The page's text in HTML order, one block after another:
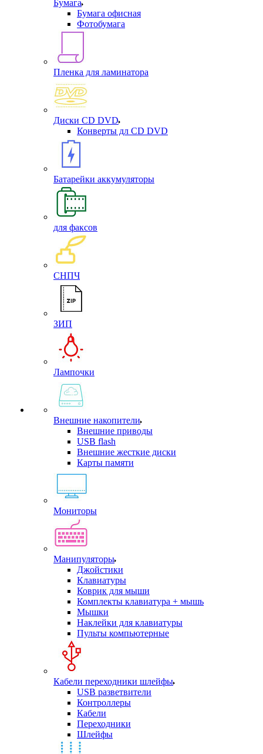
Бумага
Бумага офисная
Фотобумага
Пленка для ламинатора
Диски CD DVD
Конверты дл CD DVD
Батарейки аккумуляторы
для факсов
СНПЧ
ЗИП
Лампочки
Внешние накопители
Внешние приводы
USB flash
Внешние жесткие диски
Карты памяти
Мониторы
Манипуляторы
Джойстики
Клавиатуры
Коврик для мыши
Комплекты клавиатура + мышь
Мышки
Наклейки для клавиатуры
Пульты компьютерные
Кабели переходники шлейфы
USB разветвители
Контроллеры
Кабели
Переходники
Шлейфы